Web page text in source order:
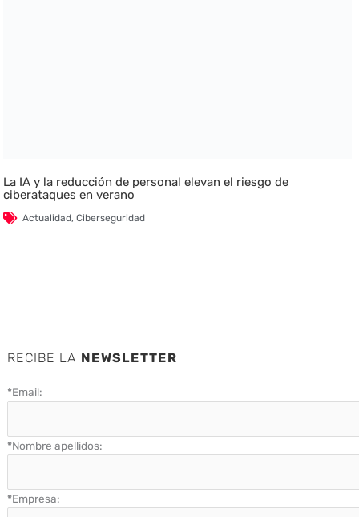
La IA y la reducción de personal elevan el riesgo de
ciberataques en verano
Actualidad,Ciberseguridad
RECIBE LA NEWSLETTER
*Email:
*Nombre apellidos:
*Empresa: